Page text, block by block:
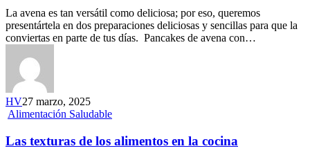
La avena es tan versátil como deliciosa; por eso, queremos
presentártela en dos preparaciones deliciosas y sencillas para que la
conviertas en parte de tus días. Pancakes de avena con…
HV27 marzo, 2025
Alimentación Saludable
Las texturas de los alimentos en la cocina